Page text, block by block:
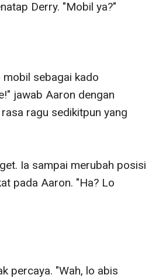
Derry. "Mobil ya?"
mobil sebagai kado
jawab Aaron dengan
ragu sedikitpun yang
Ia sampai merubah posisi
pada Aaron. "Ha? Lo
percaya. "Wah, lo abis